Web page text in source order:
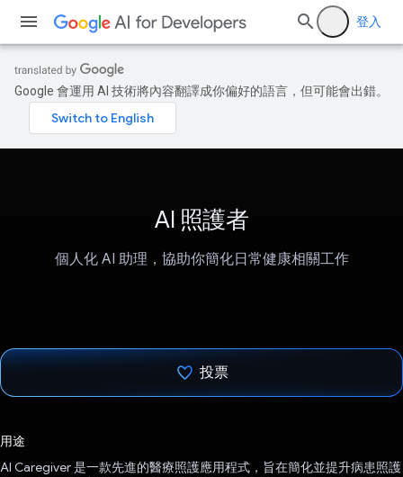
登入
Google 會運用 AI 技術將內容翻譯成你偏好的語言，但可能會出錯。
AI 照護者
個人化 AI 助理，協助你簡化日常健康相關工作
投票
用途
AI Caregiver 是一款先進的醫療照護應用程式，旨在簡化並提升病患照護